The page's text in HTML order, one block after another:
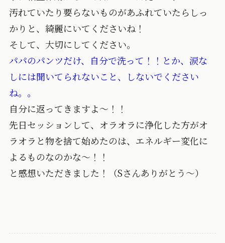
汚れていたり要らないものがあふれていたらしっ
かりと、綺麗にいてくださいね！
そして、大切にしてください。
パパのパンツだけ、自分で洗って！！とか、涙な
しには聞いてられないこと、しないでください
ね。。
自分に返ってきますよ～！！
先日セッションして、オラオラに浄化した方がオ
ラオラと物を捨て始めたのは、エネルギー変化に
よるものなのかな～！！
と感想いただきました！（Sさんありがとう～）